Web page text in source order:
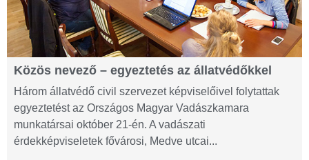
Közös nevező – egyeztetés az állatvédőkkel
Három állatvédő civil szervezet képviselőivel folytattak
egyeztetést az Országos Magyar Vadászkamara
munkatársai október 21-én. A vadászati
érdekképviseletek fővárosi, Medve utcai...